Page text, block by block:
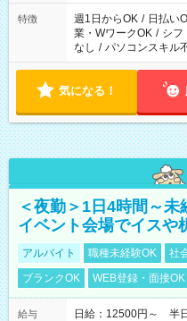
特徴 週1日からOK / 日払い
業・WワークOK / シフ
なし / パソコンスキル
気になる！
＜夜勤＞1日4時間～未
イベント会場でイスや
アルバイト 職種未経験OK 社
ブランクOK
WEB登録・面接OK
給与
日給：12500円～ 半